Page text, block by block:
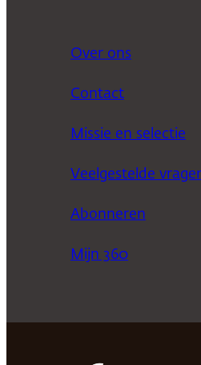
Over ons
Contact
Missie en selectie
Veelgestelde
Abonneren
Mijn 360